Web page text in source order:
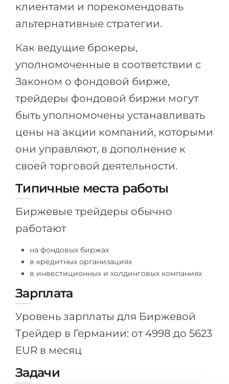
клиентами и порекомендовать
альтернативные стратегии.
Как ведущие брокеры,
уполномоченные в соответствии с
Законом о фондовой бирже,
трейдеры фондовой биржи могут
быть уполномочены устанавливать
цены на акции компаний, которыми
они управляют, в дополнение к
своей торговой деятельности.
Типичные места работы
Биржевые трейдеры обычно
работают
на фондовых биржах
в кредитных организациях
в инвестиционных и холдинговых компаниях
Зарплата
Уровень зарплаты для Биржевой
Трейдер в Германии: от 4998 до 5623
EUR в месяц
Задачи